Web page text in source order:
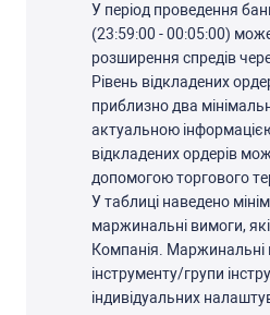
У період проведення
(23:59:00 - 00:05:00)
розширення cпредів
Рівень відкладених
приблизно два
актуальною
відкладених ордерів
допомогою торгового
У таблиці наведено
маржинальні вимоги,
Компанія.
інcтрументу/групи
індивідуальних